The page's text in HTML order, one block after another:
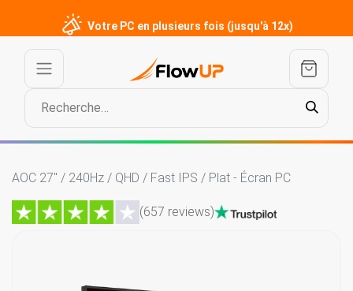
Votre PC en plusieurs fois (jusqu'à 12x)
AOC 27" / 240Hz / QHD / Fast IPS / Plat - Écran PC
(657 reviews)